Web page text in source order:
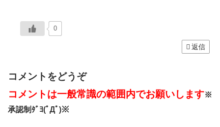
0
返信
コメントをどうぞ
コメントは一般常識の範囲内でお願いします※
承認制ﾀﾞﾖ(ﾟДﾟ)※